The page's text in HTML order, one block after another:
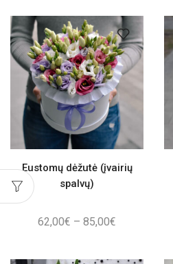
through
76,00€
Eustomų dėžutė (įvairių
spalvų)
62,00€ – 85,00€